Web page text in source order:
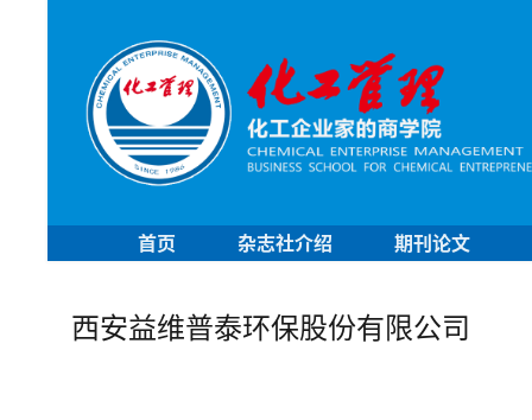
首页 杂志社介绍 期刊论文
西安益维普泰环保股份有限公司